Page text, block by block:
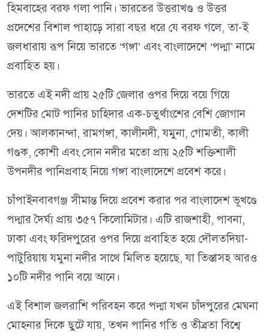
হিমবাহের বরফ গলা পানি। ভারতের উত্তরাখণ্ড ও উত্তর
প্রদেশের বিশাল পাহাড়ে সারা বছর ধরে যে বরফ গলে, তা-ই
জলধারায় রূপ নিয়ে ভারতে ‘গঙ্গা’ এবং বাংলাদেশে ‘পদ্মা’ নামে
প্রবাহিত হয়।
ভারতে এই নদী প্রায় ২৫টি জেলার ওপর দিয়ে বয়ে গিয়ে
দেশটির মোট পানির চাহিদার এক-চতুর্থাংশের বেশি জোগান
দেয়। আলকানন্দা, রামগঙ্গা, কালীনদী, যমুনা, গোমতী, কালী
গণ্ডক, কোশী এবং সোন নদীর মতো প্রায় ২৫টি শক্তিশালী
উপনদীর পানিপ্রবাহ নিয়ে গঙ্গা বাংলাদেশে প্রবেশ করে।
চাঁপাইনবাবগঞ্জ সীমান্ত দিয়ে প্রবেশ করার পর বাংলাদেশ ভূখণ্ডে
পদ্মার দৈর্ঘ্য প্রায় ৩৫৭ কিলোমিটার। এটি রাজশাহী, পাবনা,
ঢাকা এবং ফরিদপুরের ওপর দিয়ে প্রবাহিত হয়ে দৌলতদিয়া-
পাটুরিয়ায় যমুনা নদীর সাথে মিলিত হয়েছে, যা তিস্তাসহ আরও
১০টি নদীর পানি বয়ে আনে।
এই বিশাল জলরাশি পরিবহন করে পদ্মা যখন চাঁদপুরের মেঘনা
মোহনার দিকে ছুটে যায়, তখন পানির গতি ও তীব্রতা বিশ্বে